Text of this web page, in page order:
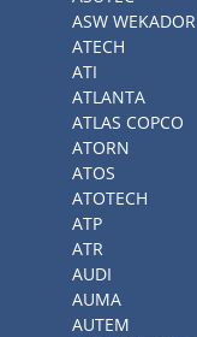
ASW WEKADOR
ATECH
ATI
ATLANTA
ATLAS COPCO
ATORN
ATOS
ATOTECH
ATP
ATR
AUDI
AUMA
AUTEM